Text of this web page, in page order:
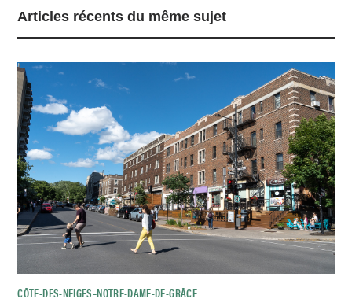
Articles récents du même sujet
CÔTE-DES-NEIGES–NOTRE-DAME-DE-GRÂCE